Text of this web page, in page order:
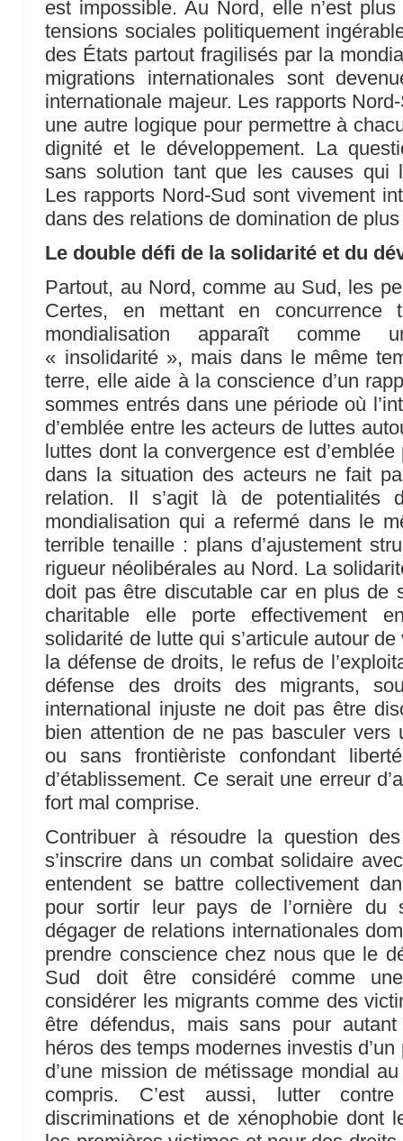
est impossible. Au Nord, elle n’est
tensions sociales politiquement
des États partout fragilisés par la
migrations internationales sont
internationale majeur. Les rapports
une autre logique pour permettre à
dignité et le développement. La
sans solution tant que les causes qui
Les rapports Nord-Sud sont vivement
dans des relations de domination de
Le double défi de la solidarité et du
Partout, au Nord, comme au Sud, les
Certes, en mettant en concurrence
mondialisation apparaît
« insolidarité », mais dans le même
terre, elle aide à la conscience d’un
sommes entrés dans une période où
d’emblée entre les acteurs de luttes
luttes dont la convergence est
dans la situation des acteurs ne fait
relation. Il s’agit là de potentialités
mondialisation qui a refermé dans le
terrible tenaille : plans d’ajustement
rigueur néolibérales au Nord. La
doit pas être discutable car en plus de
charitable elle porte effectivement
solidarité de lutte qui s’articule autour
la défense de droits, le refus de
défense des droits des migrants,
international injuste ne doit pas être
bien attention de ne pas basculer vers
ou sans frontièriste confondant
d’établissement. Ce serait une erreur
fort mal comprise.
Contribuer à résoudre la question des
s’inscrire dans un combat solidaire
entendent se battre collectivement
pour sortir leur pays de l’ornière du
dégager de relations internationales
prendre conscience chez nous que le
Sud doit être considéré comme
considérer les migrants comme des
être défendus, mais sans pour
héros des temps modernes investis
d’une mission de métissage mondial
compris. C’est aussi, lutter
discriminations et de xénophobie dont